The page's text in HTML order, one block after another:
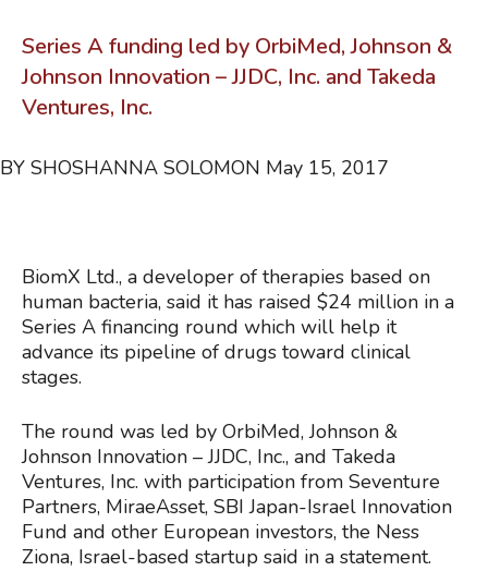
Series A funding led by OrbiMed, Johnson &
Johnson Innovation – JJDC, Inc. and Takeda
Ventures, Inc.
BY SHOSHANNA SOLOMON May 15, 2017
BiomX Ltd., a developer of therapies based on
human bacteria, said it has raised $24 million in a
Series A financing round which will help it
advance its pipeline of drugs toward clinical
stages.
The round was led by OrbiMed, Johnson &
Johnson Innovation – JJDC, Inc., and Takeda
Ventures, Inc. with participation from Seventure
Partners, MiraeAsset, SBI Japan-Israel Innovation
Fund and other European investors, the Ness
Ziona, Israel-based startup said in a statement.